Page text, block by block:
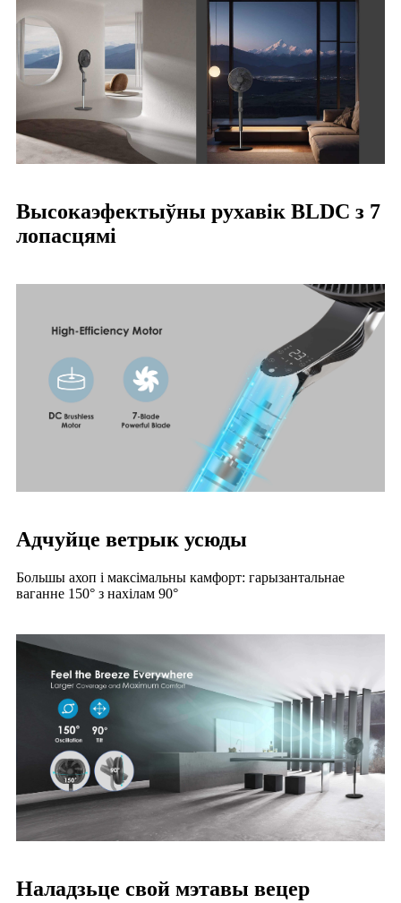
Высокаэфектыўны рухавік BLDC з 7
лопасцямі
Адчуйце ветрык усюды
Большы ахоп і максімальны камфорт: гарызантальнае
ваганне 150° з нахілам 90°
Наладзьце свой мэтавы вецер